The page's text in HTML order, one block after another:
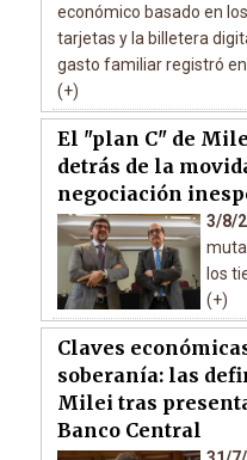
económico basado en
tarjetas y la billetera
gasto familiar registró en
(+)
El "plan C" de
detrás de la
negociación
3/8/
los
(+)
Claves
soberanía: las
Milei tras
Banco Central